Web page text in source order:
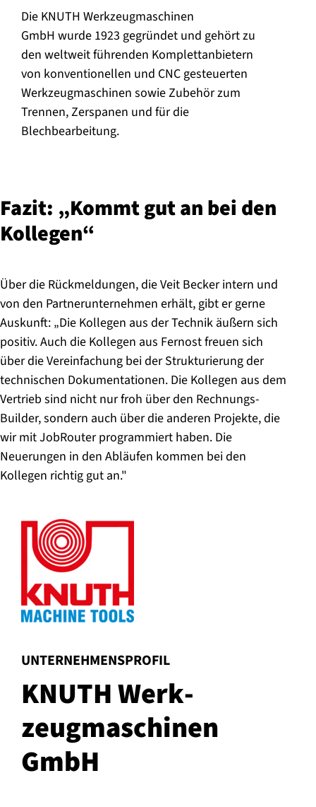
Die KNUTH Werkzeugmaschinen
GmbH wurde 1923 gegründet und gehört zu
den weltweit führenden Komplettanbietern
von konventionellen und CNC gesteuerten
Werkzeugmaschinen sowie Zubehör zum
Trennen, Zerspanen und für die
Blechbearbeitung.
Fazit: „Kommt gut an bei den
Kollegen“
Über die Rückmeldungen, die Veit Becker intern und
von den Partnerunternehmen erhält, gibt er gerne
Auskunft: „Die Kollegen aus der Technik äußern sich
positiv. Auch die Kollegen aus Fernost freuen sich
über die Vereinfachung bei der Strukturierung der
technischen Dokumentationen. Die Kollegen aus dem
Vertrieb sind nicht nur froh über den Rechnungs-
Builder, sondern auch über die anderen Projekte, die
wir mit JobRouter programmiert haben. Die
Neuerungen in den Abläufen kommen bei den
Kollegen richtig gut an."
UNTERNEHMENSPROFIL
:
KNUTH Werk­
zeug­ma­schi­nen
GmbH